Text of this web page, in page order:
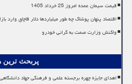
قیمت سیمان عمده امروز 25 خرداد 1405
اقتصاد پنهان پوشاک چه طور میلیاردها دلار قاچاق وارد
واکنش وزارت صمت به گرانی خودرو
پربحث ترین
اهدای جایزه چهره برجسته علمی و فرهنگی جهاد